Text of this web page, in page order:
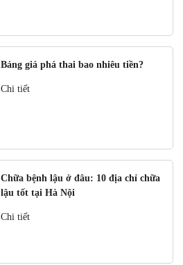
Bảng giá phá thai bao nhiêu tiền?
Chi tiết
Chữa bệnh lậu ở đâu: 10 địa chỉ chữa
lậu tốt tại Hà Nội
Chi tiết